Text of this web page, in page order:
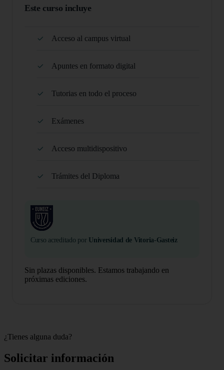
Este curso incluye
Acceso al campus virtual
Apuntes en formato digital
Tutorias en todo el proceso
Exámenes
Acceso multidispositivo
Trámites del Diploma
Curso acreditado por Universidad de Vitoria-Gasteiz
Sin plazas disponibles. Estamos trabajando en
próximas ediciones.
¿Tienes alguna duda?
Solicitar información